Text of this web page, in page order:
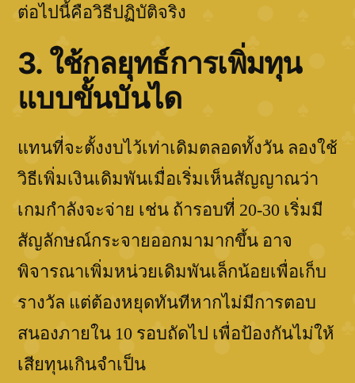
ต่อไปนี้คือวิธีปฏิบัติจริง
3. ใช้กลยุทธ์การเพิ่มทุน
แบบขั้นบันได
แทนที่จะตั้งงบไว้เท่าเดิมตลอดทั้งวัน ลองใช้
วิธีเพิ่มเงินเดิมพันเมื่อเริ่มเห็นสัญญาณว่า
เกมกำลังจะจ่าย เช่น ถ้ารอบที่ 20-30 เริ่มมี
สัญลักษณ์กระจายออกมามากขึ้น อาจ
พิจารณาเพิ่มหน่วยเดิมพันเล็กน้อยเพื่อเก็บ
รางวัล แต่ต้องหยุดทันทีหากไม่มีการตอบ
สนองภายใน 10 รอบถัดไป เพื่อป้องกันไม่ให้
เสียทุนเกินจำเป็น